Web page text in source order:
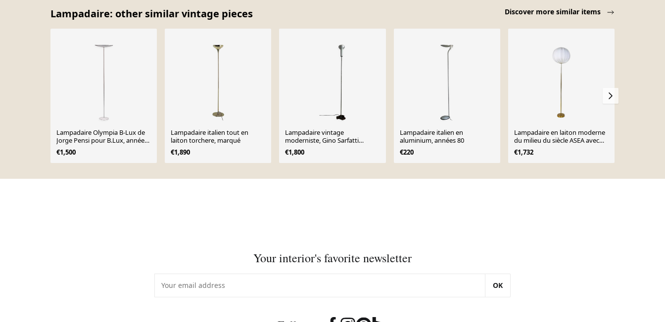
Lampadaire: other similar vintage pieces Discover more similar items
Lampadaire Olympia B-Lux de
Jorge Pensi pour B.Lux, années
1980
€1,500
Lampadaire italien tout en
laiton torchere, marqué
€1,890
Lampadaire vintage
moderniste, Gino Sarfatti
modèle 1073, Arteluce Italie
1956
€1,800
Lampadaire italien en
aluminium, années 80
€220
Lampadaire en laiton moderne
du milieu du siècle ASEA avec
abat-jour rond en coton, Suède,
années 1960
€1,732
Your interior's favorite newsletter
OK